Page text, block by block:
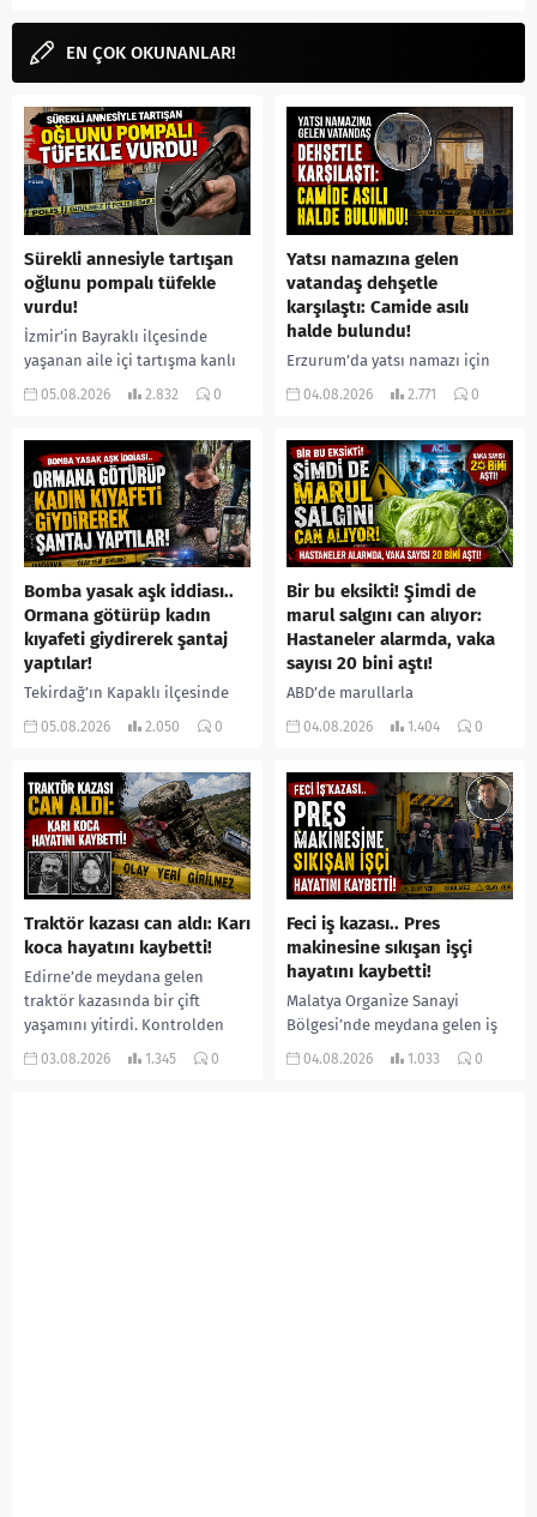
fragmanı, gibi aramalarınıza...
EN ÇOK OKUNANLAR!
Sürekli annesiyle tartışan
oğlunu pompalı tüfekle
vurdu!
İzmir’in Bayraklı ilçesinde
yaşanan aile içi tartışma kanlı
bitti. İddiaya göre, uzun süredir
05.08.2026 2.832 0
Yatsı namazına gelen
vatandaş dehşetle
karşılaştı: Camide asılı
halde bulundu!
Erzurum’da yatsı namazı için
camiye gelen bir vatandaş,
yerine sevk edilen...
04.08.2026 2.771 0
Bomba yasak aşk iddiası..
Ormana götürüp kadın
kıyafeti giydirerek şantaj
yaptılar!
Tekirdağ’ın Kapaklı ilçesinde
bir kişiyi, arkadaşının eşiyle
kadın kıyafetleri giydirdiği,
özür videosu çektirip...
05.08.2026 2.050 0
Bir bu eksikti! Şimdi de
marul salgını can alıyor:
Hastaneler alarmda, vaka
sayısı 20 bini aştı!
ABD’de marullarla
ilişkilendirilen siklospora
salgında vaka sayısının 20 bini
aştığı belirtilirken, sağlık...
04.08.2026 1.404 0
Traktör kazası can aldı: Karı
koca hayatını kaybetti!
Edirne’de meydana gelen
traktör kazasında bir çift
yaşamını yitirdi. Kontrolden
çıkarak devrilen traktörün
03.08.2026 1.345 0
Feci iş kazası.. Pres
makinesine sıkışan işçi
hayatını kaybetti!
Malatya Organize Sanayi
Bölgesi’nde meydana gelen iş
kazasında, pres makinesine
04.08.2026 1.033 0